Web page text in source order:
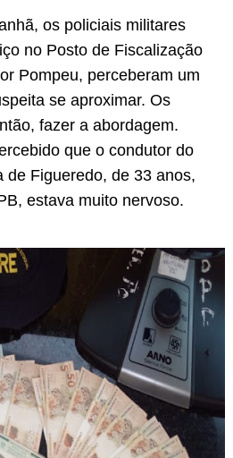
os policiais militares
no Posto de Fiscalização
Pompeu, perceberam um
se aproximar. Os
fazer a abordagem.
que o condutor do
de Figueredo, de 33 anos,
estava muito nervoso.